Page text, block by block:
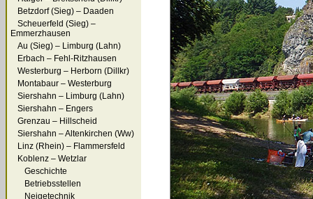
Betzdorf (Sieg) – Daaden
Scheuerfeld (Sieg) –
Emmerzhausen
Au (Sieg) – Limburg (Lahn)
Erbach – Fehl-Ritzhausen
Westerburg – Herborn (Dillkr)
Montabaur – Westerburg
Siershahn – Limburg (Lahn)
Siershahn – Engers
Grenzau – Hillscheid
Siershahn – Altenkirchen (Ww)
Linz (Rhein) – Flammersfeld
Koblenz – Wetzlar
Geschichte
Betriebsstellen
Neigetechnik